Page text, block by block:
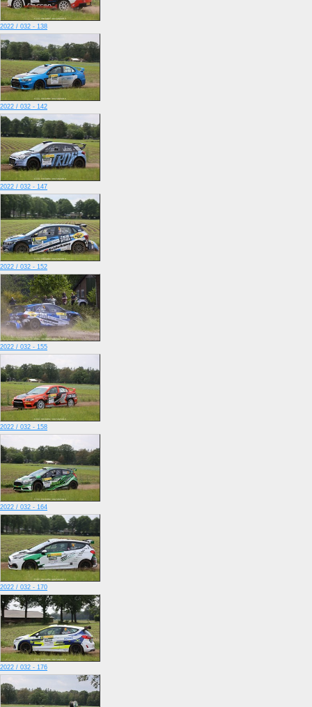
2022 / 032 - 138
2022 / 032 - 142
2022 / 032 - 147
2022 / 032 - 152
2022 / 032 - 155
2022 / 032 - 158
2022 / 032 - 164
2022 / 032 - 170
2022 / 032 - 176